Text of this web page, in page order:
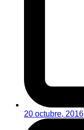
20 octubre, 2016